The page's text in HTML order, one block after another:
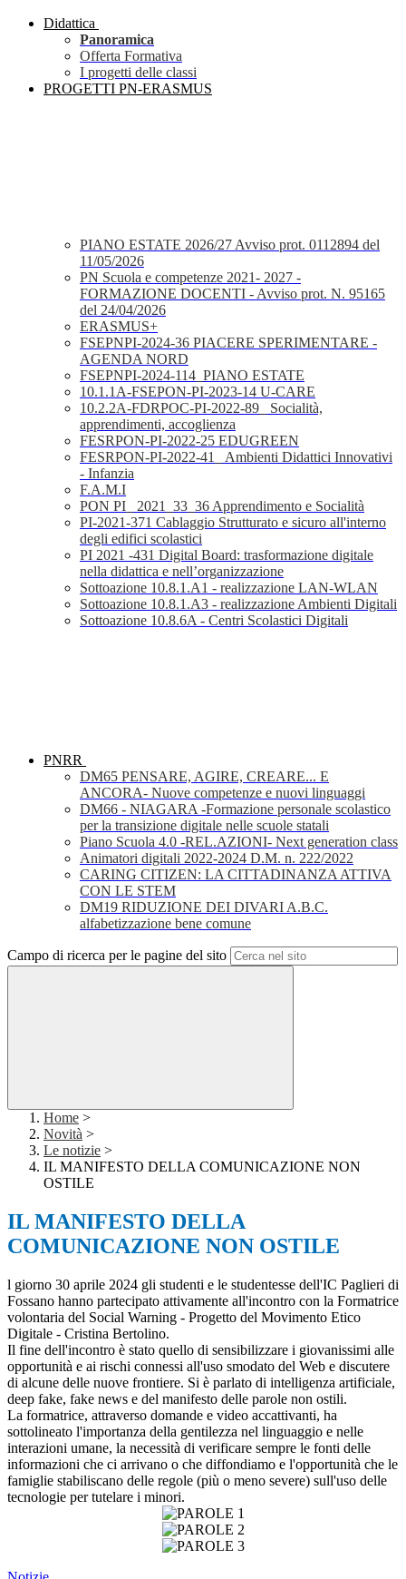
Didattica
Panoramica
Offerta Formativa
I progetti delle classi
PROGETTI PN-ERASMUS
PIANO ESTATE 2026/27 Avviso prot. 0112894 del
11/05/2026
PN Scuola e competenze 2021- 2027 -
FORMAZIONE DOCENTI - Avviso prot. N. 95165
del 24/04/2026
ERASMUS+
FSEPNPI-2024-36 PIACERE SPERIMENTARE -
AGENDA NORD
FSEPNPI-2024-114_PIANO ESTATE
10.1.1A-FSEPON-PI-2023-14 U-CARE
10.2.2A-FDRPOC-PI-2022-89_ Socialità,
apprendimenti, accoglienza
FESRPON-PI-2022-25 EDUGREEN
FESRPON-PI-2022-41_ Ambienti Didattici Innovativi
- Infanzia
F.A.M.I
PON PI_ 2021_33_36 Apprendimento e Socialità
PI-2021-371 Cablaggio Strutturato e sicuro all'interno
degli edifici scolastici
PI 2021 -431 Digital Board: trasformazione digitale
nella didattica e nell’organizzazione
Sottoazione 10.8.1.A1 - realizzazione LAN-WLAN
Sottoazione 10.8.1.A3 - realizzazione Ambienti Digitali
Sottoazione 10.8.6A - Centri Scolastici Digitali
PNRR
DM65 PENSARE, AGIRE, CREARE... E
ANCORA- Nuove competenze e nuovi linguaggi
DM66 - NIAGARA -Formazione personale scolastico
per la transizione digitale nelle scuole statali
Piano Scuola 4.0 -REL.AZIONI- Next generation class
Animatori digitali 2022-2024 D.M. n. 222/2022
CARING CITIZEN: LA CITTADINANZA ATTIVA
CON LE STEM
DM19 RIDUZIONE DEI DIVARI A.B.C.
alfabetizzazione bene comune
Campo di ricerca per le pagine del sito
Home >
Novità >
Le notizie >
IL MANIFESTO DELLA COMUNICAZIONE NON
OSTILE
IL MANIFESTO DELLA
COMUNICAZIONE NON OSTILE
l giorno 30 aprile 2024 gli studenti e le studentesse dell'IC Paglieri di
Fossano hanno partecipato attivamente all'incontro con la Formatrice
volontaria del Social Warning - Progetto del Movimento Etico
Digitale - Cristina Bertolino.
Il fine dell'incontro è stato quello di sensibilizzare i giovanissimi alle
opportunità e ai rischi connessi all'uso smodato del Web e discutere
di alcune delle nuove frontiere. Si è parlato di intelligenza artificiale,
deep fake, fake news e del manifesto delle parole non ostili.
La formatrice, attraverso domande e video accattivanti, ha
sottolineato l'importanza della gentilezza nel linguaggio e nelle
interazioni umane, la necessità di verificare sempre le fonti delle
informazioni che ci arrivano o che diffondiamo e l'opportunità che le
famiglie stabiliscano delle regole (più o meno severe) sull'uso delle
tecnologie per tutelare i minori.